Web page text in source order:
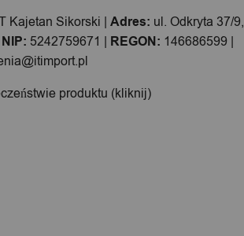
Kajetan Sikorski | Adres: ul. Odkryta 37/9,
NIP: 5242759671 | REGON: 146686599 |
produktu (kliknij)